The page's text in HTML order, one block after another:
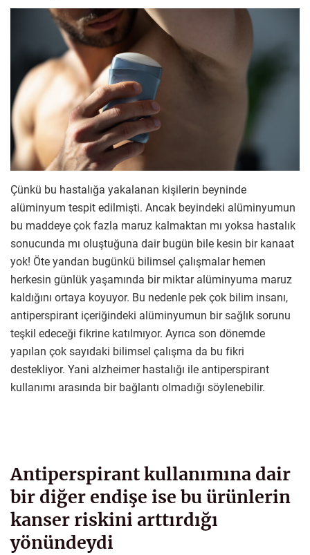
Çünkü bu hastalığa yakalanan kişilerin beyninde
alüminyum tespit edilmişti. Ancak beyindeki alüminyumun
bu maddeye çok fazla maruz kalmaktan mı yoksa hastalık
sonucunda mı oluştuğuna dair bugün bile kesin bir kanaat
yok! Öte yandan bugünkü bilimsel çalışmalar hemen
herkesin günlük yaşamında bir miktar alüminyuma maruz
kaldığını ortaya koyuyor. Bu nedenle pek çok bilim insanı,
antiperspirant içeriğindeki alüminyumun bir sağlık sorunu
teşkil edeceği fikrine katılmıyor. Ayrıca son dönemde
yapılan çok sayıdaki bilimsel çalışma da bu fikri
destekliyor. Yani alzheimer hastalığı ile antiperspirant
kullanımı arasında bir bağlantı olmadığı söylenebilir.
Antiperspirant kullanımına dair
bir diğer endişe ise bu ürünlerin
kanser riskini arttırdığı
yönündeydi